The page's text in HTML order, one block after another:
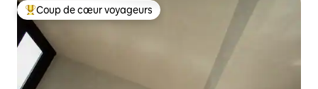
Coup de cœur voyageurs parmi les plus aimés
Coup de cœur voyageurs